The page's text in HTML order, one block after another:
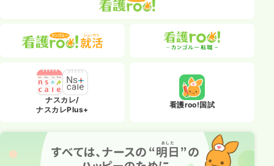
ナスカレ/
ナスカレPlus+
看護roo!国試